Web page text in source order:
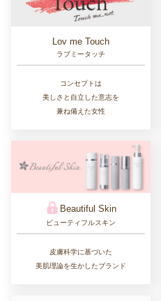
Lov me Touch
ラブミータッチ
コンセプトは
美しさと自立した意志を
兼ね備えた女性
Beautiful Skin
ビューティフルスキン
皮膚科学に基づいた
美肌理論を生かしたブランド